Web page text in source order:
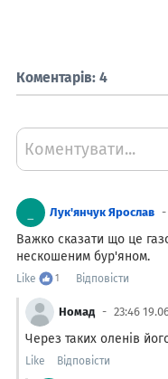
Коментарів: 4
Коментувати...
Лук'янчук Ярослав
Важко сказати що це
нескошеним бур'яном.
Like 1 Відповісти
Номад 23:46
Через таких оленів
Like Відповісти